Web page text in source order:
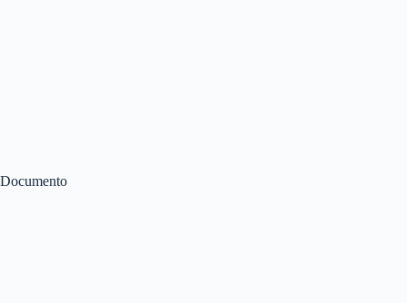
Documento